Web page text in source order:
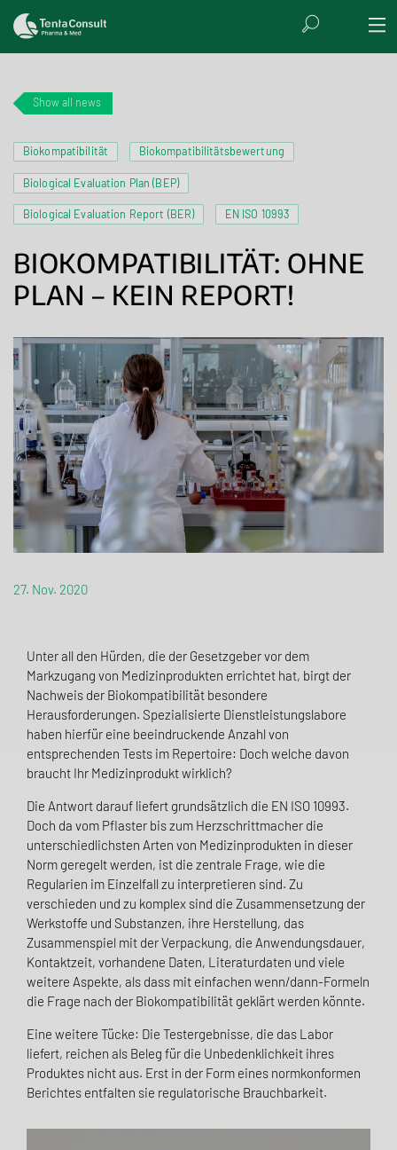
Show all news
Biokompatibilität Biokompatibilitätsbewertung
Biological Evaluation Plan (BEP)
Biological Evaluation Report (BER) EN ISO 10993
BIOKOMPATIBILITÄT: OHNE
PLAN – KEIN REPORT!
27. Nov. 2020
Unter all den Hürden, die der Gesetzgeber vor dem
Markzugang von Medizinprodukten errichtet hat, birgt der
Nachweis der Biokompatibilität besondere
Herausforderungen. Spezialisierte Dienstleistungslabore
haben hierfür eine beeindruckende Anzahl von
entsprechenden Tests im Repertoire: Doch welche davon
braucht Ihr Medizinprodukt wirklich?
Die Antwort darauf liefert grundsätzlich die EN ISO 10993.
Doch da vom Pflaster bis zum Herzschrittmacher die
unterschiedlichsten Arten von Medizinprodukten in dieser
Norm geregelt werden, ist die zentrale Frage, wie die
Regularien im Einzelfall zu interpretieren sind. Zu
verschieden und zu komplex sind die Zusammensetzung der
Werkstoffe und Substanzen, ihre Herstellung, das
Zusammenspiel mit der Verpackung, die Anwendungsdauer,
Kontaktzeit, vorhandene Daten, Literaturdaten und viele
weitere Aspekte, als dass mit einfachen wenn/dann-Formeln
die Frage nach der Biokompatibilität geklärt werden könnte.
Eine weitere Tücke: Die Testergebnisse, die das Labor
liefert, reichen als Beleg für die Unbedenklichkeit ihres
Produktes nicht aus. Erst in der Form eines normkonformen
Berichtes entfalten sie regulatorische Brauchbarkeit.